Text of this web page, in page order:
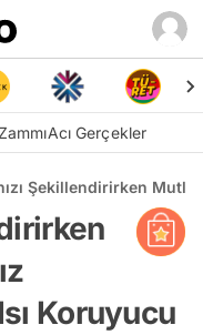
Acı Gerçekler
Şekillendirirken
Koruyucu